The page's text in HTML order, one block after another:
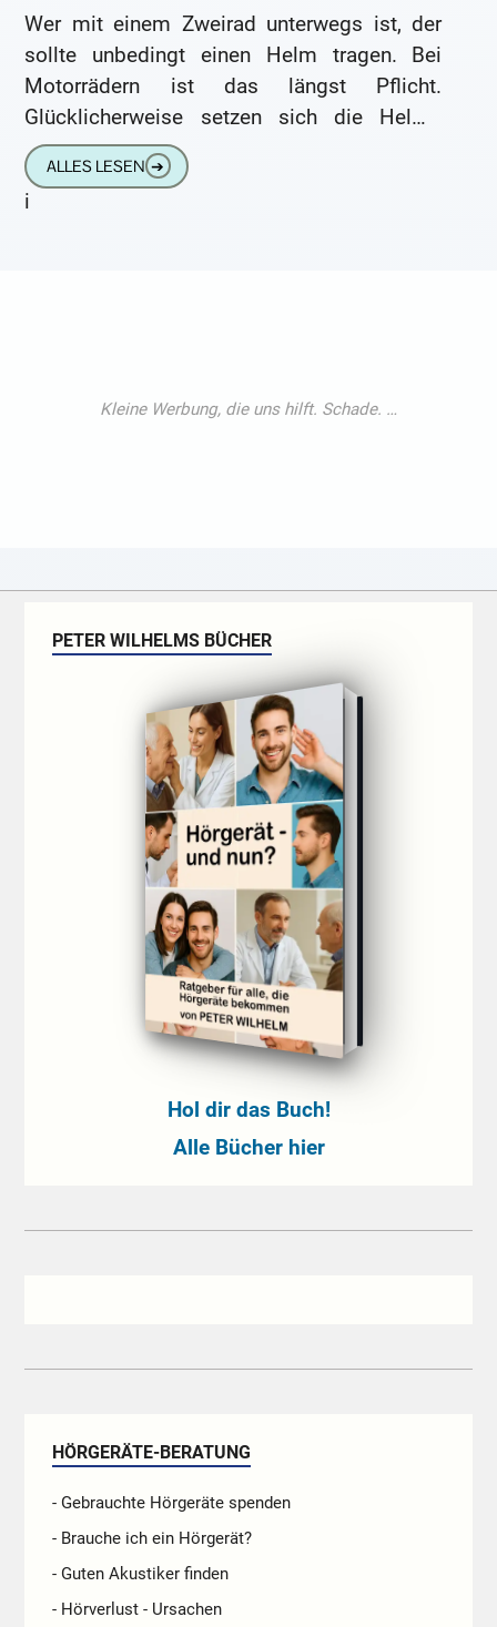
Wer mit einem Zweirad unterwegs ist, der
sollte unbedingt einen Helm tragen. Bei
Motorrädern ist das längst Pflicht.
Glücklicherweise setzen sich die Helme
auch bei Fahrradfahrern immer mehr durch.
Waren
ALLES LESEN ➔
i
PETER WILHELMS BÜCHER
Hol dir das Buch!
Alle Bücher hier
HÖRGERÄTE-BERATUNG
- Gebrauchte Hörgeräte spenden
- Brauche ich ein Hörgerät?
- Guten Akustiker finden
- Hörverlust - Ursachen